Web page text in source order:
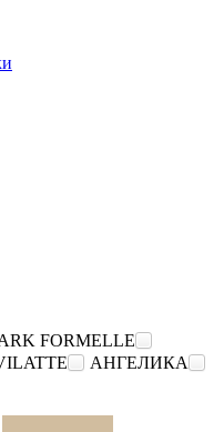
FORMELLE
АНГЕЛИКА